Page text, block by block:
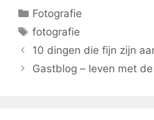
o
k
t
r
)
Categorieën
Fotografie
Tags
fotografie
10 dingen die fijn zijn
Gastblog – leven met